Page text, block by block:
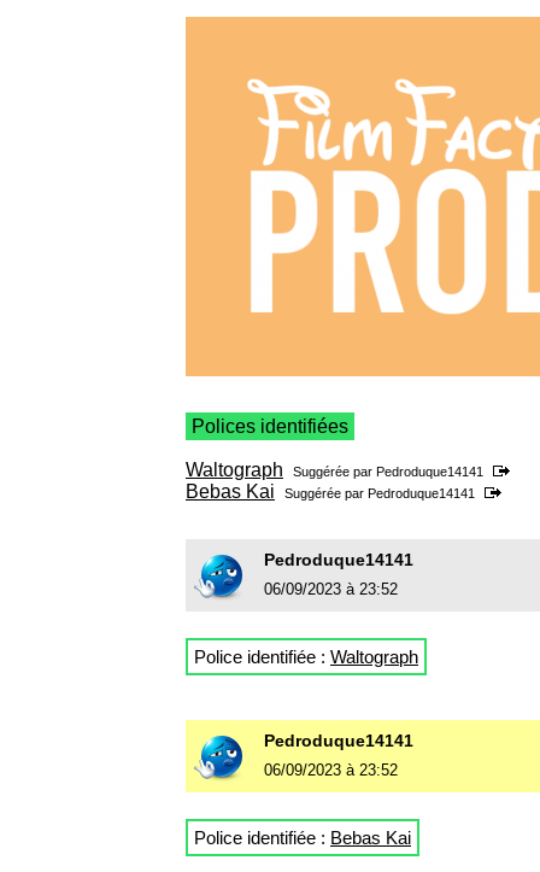
Polices identifiées
Waltograph Suggérée par Pedroduque14141
Bebas Kai Suggérée par Pedroduque14141
Pedroduque14141
06/09/2023 à 23:52
Police identifiée : Waltograph
Pedroduque14141
06/09/2023 à 23:52
Police identifiée : Bebas Kai